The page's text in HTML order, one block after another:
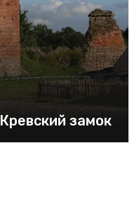
Кревский замок